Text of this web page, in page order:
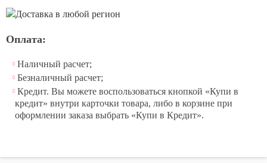
Оплата:
Наличный расчет;
Безналичный расчет;
Кредит. Вы можете воспользоваться кнопкой «Купи в
кредит» внутри карточки товара, либо в корзине при
оформлении заказа выбрать «Купи в Кредит».